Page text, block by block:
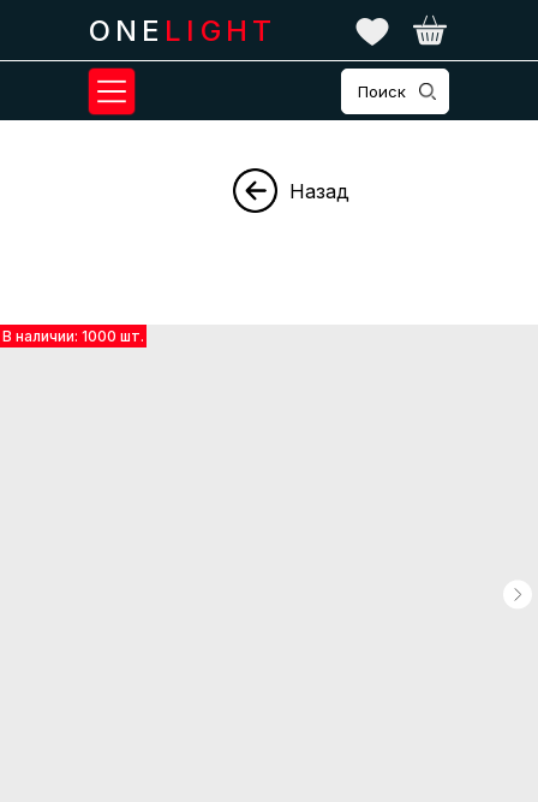
Поиск
ONE LIGHT
Назад